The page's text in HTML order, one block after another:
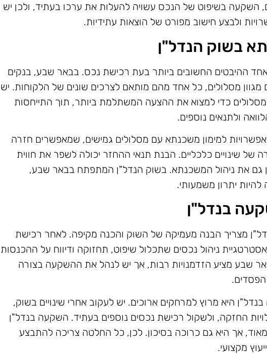
השקעה בשיפוט של הנכס עשויה להעלות את ערכו בעתיד, ולכן יש
ולבצע חישוב מפורט של הוצאות עתידיות.
בשוק הנדל"ן
ההיבטים החשובים ביותר בעת רכישת נכס. בבאר שבע, בנקים
מגוון מסלולים, כל אחד מהם מותאם לצרכים שונים של הלקוחות. יש
כדי למצוא את ההצעה המשתלמת ביותר, תוך התייחסות
ולתנאים נוספים.
למימון משכנתא עם מסלולים גמישים, שמאפשרים חזרה
של שינויים כלכליים. הבנת תנאי ההחזר יכולה לשפר את חווית
גם את ניהול המשכנתא. בשוק הנדל"ן המתפתח בבאר שבע,
להיות יתרון משמעותי.
בנדל"ן
מצריך הבנה מעמיקה של השוק והכנה מקיפה. לאחר רכישת
ניהול נכסים שתכלול שיפוט, תחזוקה ודיווח על ההכנסות
שבע מציע הזדמנויות רבות, אך יש לנהל את ההשקעה בצורה
הפסדים.
היא מרוץ למרחקים ארוכים. יש לעקוב אחרי שינויים בשוק,
החזקה, ולשקול רכישת נכסים נוספים בעתיד. השקעה בנדל"ן
מאוד, אך היא גם כרוכה בסיכון. לכן, כל החלטה צריכה להתבצע
מקצועי.